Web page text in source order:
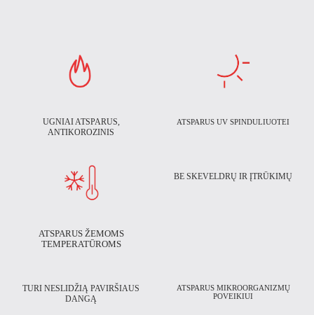
UGNIAI ATSPARUS,
ANTIKOROZINIS
ATSPARUS UV SPINDULIUOTEI
ATSPARUS ŽEMOMS
TEMPERATŪROMS
BE SKEVELDRŲ IR ĮTRŪKIMŲ
TURI NESLIDŽIĄ PAVIRŠIAUS
DANGĄ
ATSPARUS MIKROORGANIZMŲ
POVEIKIUI